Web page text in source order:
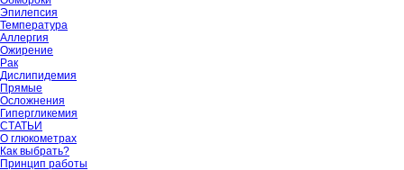
Эпилепсия
Температура
Аллергия
Ожирение
Рак
Дислипидемия
Прямые
Осложнения
Гипергликемия
СТАТЬИ
О глюкометрах
Как выбрать?
Принцип работы